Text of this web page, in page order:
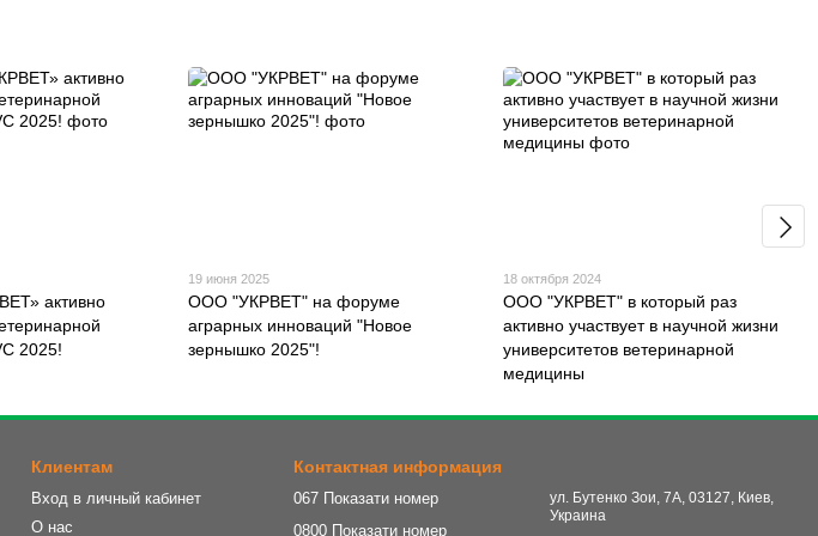
активно
2025!
19 июня 2025
ООО "УКРВЕТ" на форуме
аграрных инноваций "Новое
зернышко 2025"!
18 октября 2024
ООО "УКРВЕТ" в который раз
активно участвует в научной жизни
университетов ветеринарной
медицины
Клиентам
Вход в личный кабинет
О нас
Контактная информация
067 Показати номер
0800 Показати номер
ул. Бутенко Зои, 7А, 03127, Киев,
Украина